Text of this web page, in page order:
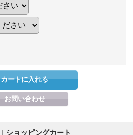
| ショッピングカート